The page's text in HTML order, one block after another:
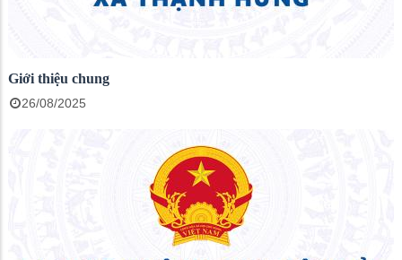
Giới thiệu chung
26/08/2025